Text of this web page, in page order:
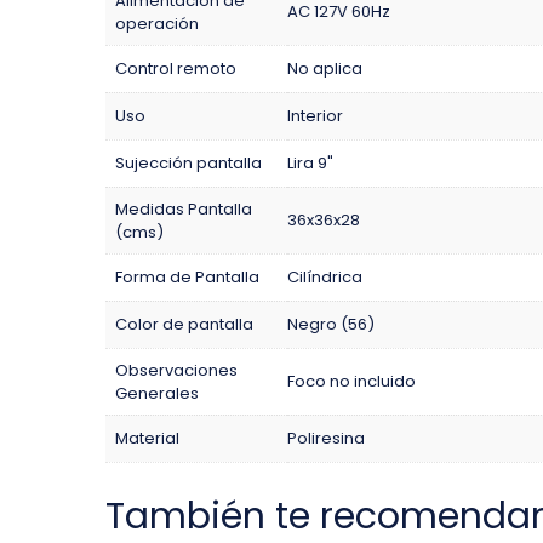
operación
AC 127V 60Hz
Control remoto No aplica
Uso Interior
Sujección pantalla
Lira 9"
Medidas Pantalla
(cms)
36x36x28
Forma de Pantalla Cilíndrica
Color de pantalla
Negro (56)
Observaciones
Generales
Foco no incluido
Material Poliresina
También te